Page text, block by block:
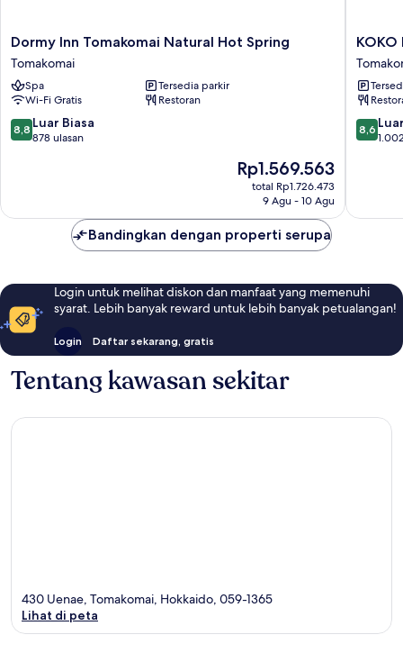
Dormy
Inn
Tomakomai
Natural
Hot
Spring
Tomakomai
Dormy Inn Tomakomai Natural Hot Spring
Tomakomai
Spa
Tersedia parkir
Wi-Fi Gratis
Restoran
8.8
dari
ulasan
8,8 Luar Biasa
878 ulasan
Harga
sekarang
Rp1.569.563
Rp1.569.563
total Rp1.726.473
9 Agu - 10 Agu
KOKO
HOTEL
KOKO
8.6
dari
ulasan
8,6
Bandingkan dengan properti serupa
Login untuk melihat diskon dan manfaat yang memenuhi
syarat. Lebih banyak reward untuk lebih banyak petualangan!
Login Daftar sekarang, gratis
Tentang kawasan sekitar
430 Uenae, Tomakomai, Hokkaido, 059-1365
Lihat di peta